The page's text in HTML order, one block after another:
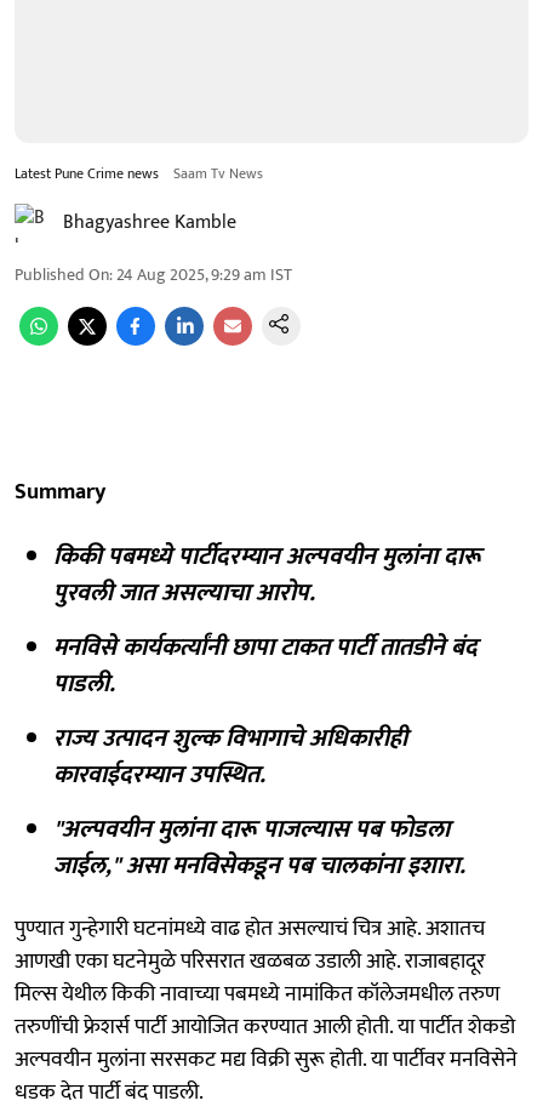
Latest Pune Crime news Saam Tv News
Bhagyashree Kamble
Published On:24 Aug 2025, 9:29 am IST
Summary
किकी पबमध्ये पार्टीदरम्यान अल्पवयीन मुलांना दारू
पुरवली जात असल्याचा आरोप.
मनविसे कार्यकर्त्यांनी छापा टाकत पार्टी तातडीने बंद
पाडली.
राज्य उत्पादन शुल्क विभागाचे अधिकारीही
कारवाईदरम्यान उपस्थित.
"अल्पवयीन मुलांना दारू पाजल्यास पब फोडला
जाईल," असा मनविसेकडून पब चालकांना इशारा.
पुण्यात गुन्हेगारी घटनांमध्ये वाढ होत असल्याचं चित्र आहे. अशातच
आणखी एका घटनेमुळे परिसरात खळबळ उडाली आहे. राजाबहादूर
मिल्स येथील किकी नावाच्या पबमध्ये नामांकित कॉलेजमधील तरुण
तरुणींची फ्रेशर्स पार्टी आयोजित करण्यात आली होती. या पार्टीत शेकडो
अल्पवयीन मुलांना सरसकट मद्य विक्री सुरू होती. या पार्टीवर मनविसेने
धडक देत पार्टी बंद पाडली.